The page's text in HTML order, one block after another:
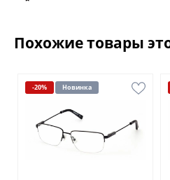
Похожие товары
-20% Новинка